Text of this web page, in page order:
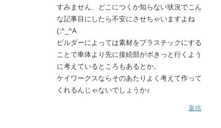
すみません、どこにつくか知らない状況でこん
な記事目にしたら不安にさせちゃいますよね
(;^_^A
ビルダーによっては素材をプラスチックにする
ことで車体より先に接続部がボきっと行くよう
に考えているところもあるとか。
ケイワークスならそのあたりよく考えて作って
くれるんじゃないでしょうか♪
返信